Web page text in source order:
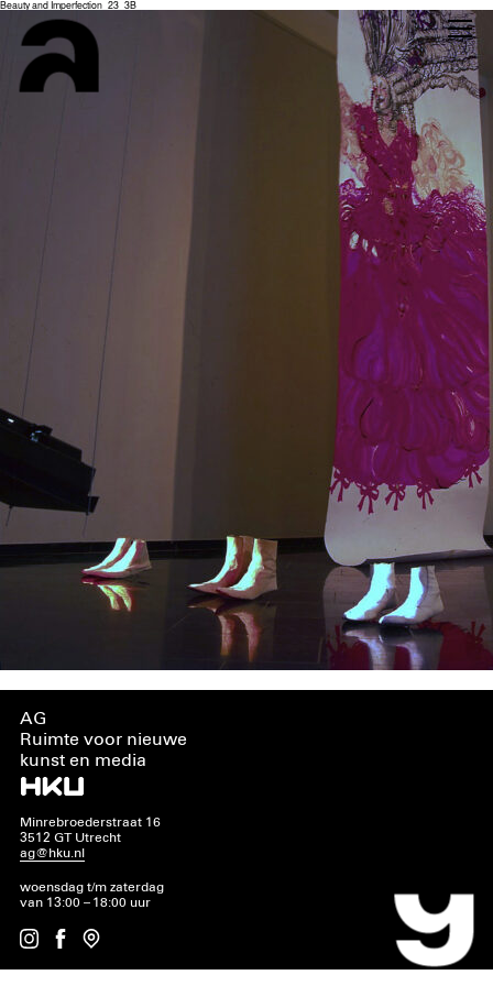
Beauty and Imperfection_23_3B_
AG
Ruimte voor nieuwe
kunst en media
Minrebroederstraat 16
3512 GT Utrecht
ag@hku.nl
woensdag t/m zaterdag
van 13:00 – 18:00 uur